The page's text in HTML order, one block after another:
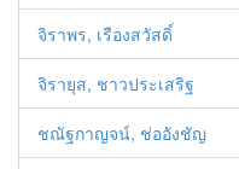
จิราพร, เรืองสวัสดิ์
จิรายุส, ชาวประเสริฐ
ชณัฐกาญจน์, ช่ออังชัญ